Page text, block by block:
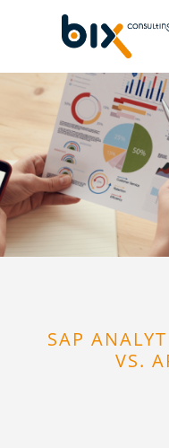
SAP
VS.